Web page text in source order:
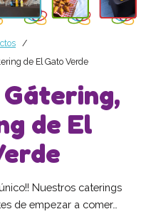
valores
de El Gato Verde
de El
Nuestros caterings
de empezar a comer…